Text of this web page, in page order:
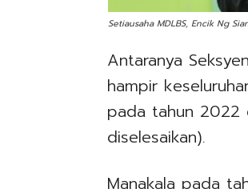
Setiausaha MDLBS, Encik Ng
Antaranya
hampir
pada tahun
diselesaikan).
Manakala pada